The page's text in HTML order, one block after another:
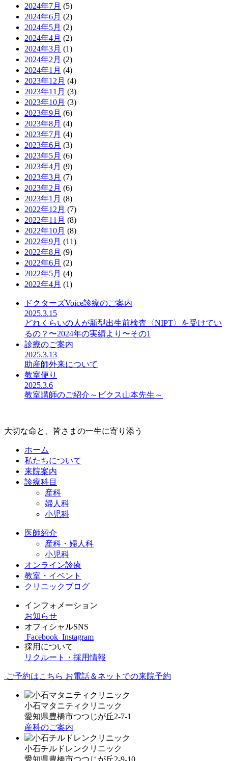
2024年7月 (5)
2024年6月 (2)
2024年5月 (2)
2024年4月 (2)
2024年3月 (1)
2024年2月 (2)
2024年1月 (4)
2023年12月 (4)
2023年11月 (3)
2023年10月 (3)
2023年9月 (6)
2023年8月 (4)
2023年7月 (4)
2023年6月 (3)
2023年5月 (6)
2023年4月 (9)
2023年3月 (7)
2023年2月 (6)
2023年1月 (8)
2022年12月 (7)
2022年11月 (8)
2022年10月 (8)
2022年9月 (11)
2022年8月 (9)
2022年6月 (2)
2022年5月 (4)
2022年4月 (1)
ドクターズVoice診療のご案内
2025.3.15
どれくらいの人が新型出生前検査〈NIPT〉を受けてい
るの？〜2024年の実績より〜その1
診療のご案内
2025.3.13
助産師外来について
教室便り
2025.3.6
教室講師のご紹介～ビクス山本先生～
大切な命と、皆さまの一生に寄り添う
ホーム
私たちについて
来院案内
診療科目
産科
婦人科
小児科
医師紹介
産科・婦人科
小児科
オンライン診療
教室・イベント
クリニックブログ
インフォメーション
お知らせ
オフィシャルSNS
Facebook Instagram
採用について
リクルート・採用情報
ご予約はこちら お電話＆ネットでの来院予約
小石マタニティクリニック
愛知県豊橋市つつじが丘2-7-1
産科のご案内
小石チルドレンクリニック
愛知県豊橋市つつじが丘2-9-10